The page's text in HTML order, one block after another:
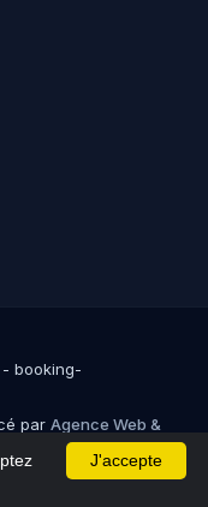
- booking-
par Agence Web &
en Tunisie : Sofirux
J'accepte